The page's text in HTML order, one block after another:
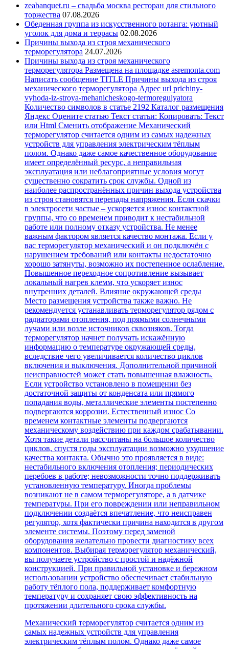
zeabanquet.ru – свадьба москва ресторан для стильного
торжества 07.08.2026
Обеденная группа из искусственного ротанга: уютный
уголок для дома и террасы 02.08.2026
Причины выхода из строя механического
терморегулятора 24.07.2026
Причины выхода из строя механического
терморегулятора Размещена на площадке asremonta.com
Написать сообщение TITLE Причины выхода из строя
механического терморегулятора Адрес url prichiny-
vyhoda-iz-stroya-mehanicheskogo-termoregulyatora
Количество символов в статье 2192 Каталог размещения
Яндекс Оцените статью Текст статьи: Копировать: Текст
или Html Cменить отображение Механический
терморегулятор считается одним из самых надежных
устройств для управления электрическим тёплым
полом. Однако даже самое качественное оборудование
имеет определённый ресурс, а неправильная
эксплуатация или неблагоприятные условия могут
существенно сократить срок службы. Одной из
наиболее распространённых причин выхода устройства
из строя становятся перепады напряжения. Если скачки
в электросети частые – ускоряется износ контактной
группы, что со временем приводит к нестабильной
работе или полному отказу устройства. Не менее
важным фактором является качество монтажа. Если у
вас терморегулятор механический и он подключён с
нарушением требований или контакты недостаточно
хорошо затянуты, возможно их постепенное ослабление.
Повышенное переходное сопротивление вызывает
локальный нагрев клемм, что ускоряет износ
внутренних деталей. Влияние окружающей среды
Место размещения устройства также важно. Не
рекомендуется устанавливать терморегулятор рядом с
радиаторами отопления, под прямыми солнечными
лучами или возле источников сквозняков. Тогда
терморегулятор начнет получать искажённую
информацию о температуре окружающей среды,
вследствие чего увеличивается количество циклов
включения и выключения. Дополнительной причиной
неисправностей может стать повышенная влажность.
Если устройство установлено в помещении без
достаточной защиты от конденсата или прямого
попадания воды, металлические элементы постепенно
подвергаются коррозии. Естественный износ Со
временем контактные элементы подвергаются
механическому воздействию при каждом срабатывании.
Хотя такие детали рассчитаны на большое количество
циклов, спустя годы эксплуатации возможно ухудшение
качества контакта. Обычно это проявляется в виде:
нестабильного включения отопления; периодических
перебоев в работе; невозможности точно поддерживать
установленную температуру. Иногда проблемы
возникают не в самом терморегуляторе, а в датчике
температуры. При его повреждении или неправильном
подключении создаётся впечатление, что неисправен
регулятор, хотя фактически причина находится в другом
элементе системы. Поэтому перед заменой
оборудования желательно провести диагностику всех
компонентов. Выбирая терморегулятор механический,
вы получаете устройство с простой и надёжной
конструкцией. При правильной установке и бережном
использовании устройство обеспечивает стабильную
работу тёплого пола, поддерживает комфортную
температуру и сохраняет свою эффективность на
протяжении длительного срока службы.
Механический терморегулятор считается одним из
самых надежных устройств для управления
электрическим тёплым полом. Однако даже самое